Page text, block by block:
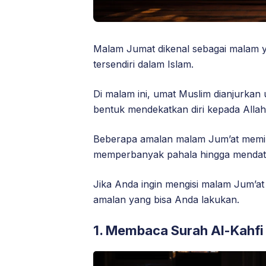
Malam Jumat dikenal sebagai malam
tersendiri dalam Islam.
Di malam ini, umat Muslim
bentuk mendekatkan diri kepada
Beberapa amalan malam Jum’at
memperbanyak pahala hingga
Jika Anda ingin mengisi malam
amalan yang bisa Anda lakukan.
1. Membaca Surah Al-Kahfi